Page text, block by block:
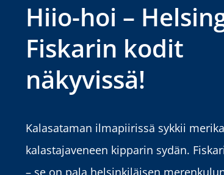
Hiio-hoi –
Fiskarin kodit
näkyvissä!
Kalasataman ilmapiirissä sykkii
kalastajaveneen kipparin sydän.
– se on pala helsinkiläisen